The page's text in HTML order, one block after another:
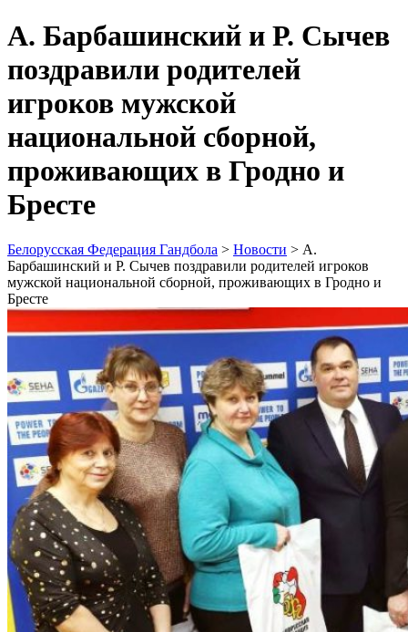
А. Барбашинский и Р. Сычев
поздравили родителей
игроков мужской
национальной сборной,
проживающих в Гродно и
Бресте
Белорусская Федерация Гандбола > Новости > А.
Барбашинский и Р. Сычев поздравили родителей игроков
мужской национальной сборной, проживающих в Гродно и
Бресте